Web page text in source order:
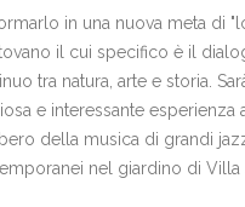
in una nuova meta di
il cui specifico è il
tra natura, arte e storia.
e interessante esperienza
della musica di grandi
nel giardino di Villa